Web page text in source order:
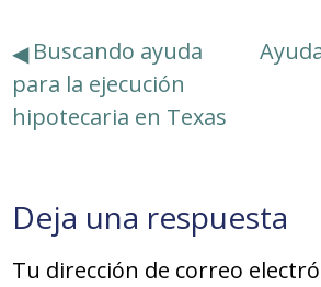
Navegación
de
entradas
Buscando ayuda
para la ejecución
hipotecaria en Texas
Deja una respuesta
Tu dirección de correo